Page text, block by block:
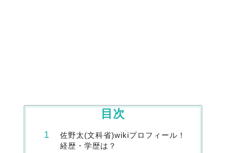
目次
佐野太(文科省)wikiプロフィール！
経歴・学歴は？